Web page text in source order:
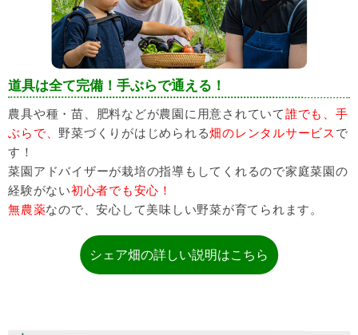
道具は全て完備！手ぶらで通える！
農具や種・苗、肥料などが農園に用意されていて誰でも、手
ぶらで、 野菜づくりがはじめられる畑のレンタルサービス で
す！
菜園アドバイザーが栽培の指導もしてくれるので家庭菜園の
経験がない初心者でも安心！
無農薬なので、安心して美味しい野菜が育てられます。
シェア畑の詳しい説明はこちら